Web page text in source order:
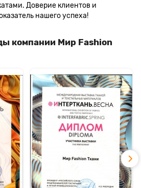
Доверие клиентов и
нашего успеха!
компании Мир Fashion